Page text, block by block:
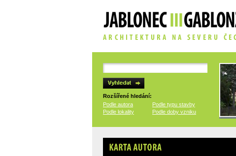
Rozšířené hledání:
Podle autora
Podle typu stavby
Podle lokality
Podle doby vzniku
Karta autora